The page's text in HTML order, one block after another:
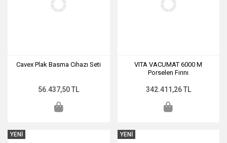
Cavex Plak Basma Cihazı Seti
56.437,50 TL
VITA VACUMAT 6000 M
Porselen Fırını
342.411,26 TL
YENİ YENİ